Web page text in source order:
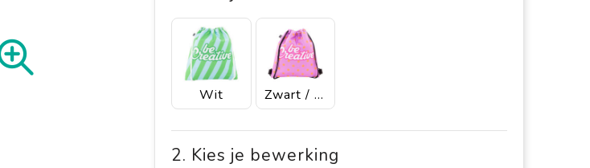
Wit Zwart / Wit
2. Kies je bewerking